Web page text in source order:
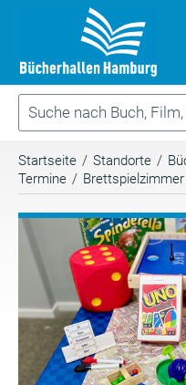
Startseite / Standorte /
Termine / Brettspielzimmer